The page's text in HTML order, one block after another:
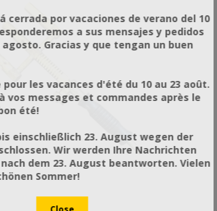
cerrada por vacaciones de verano del 10
a sus mensajes y pedidos
agosto. Gracias y que tengan un buen
pour les vacances d'été du 10 au 23 août.
vos messages et commandes après le
été!
einschließlich 23. August wegen der
Wir werden Ihre Nachrichten
dem 23. August beantworten. Vielen
Sommer!